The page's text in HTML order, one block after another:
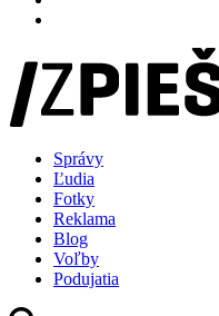
Správy
Ľudia
Fotky
Reklama
Blog
Voľby
Podujatia